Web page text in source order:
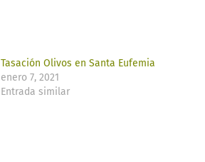
Tasación Olivos en Santa Eufemia
enero 7, 2021
Entrada similar